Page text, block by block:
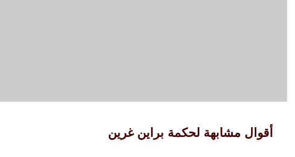
أقوال مشابهة لحكمة براين غرين